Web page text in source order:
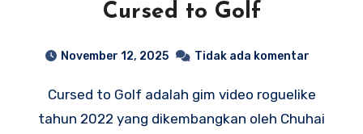
Cursed to Golf
November 12, 2025 Tidak ada komentar
Cursed to Golf adalah gim video roguelike
tahun 2022 yang dikembangkan oleh Chuhai